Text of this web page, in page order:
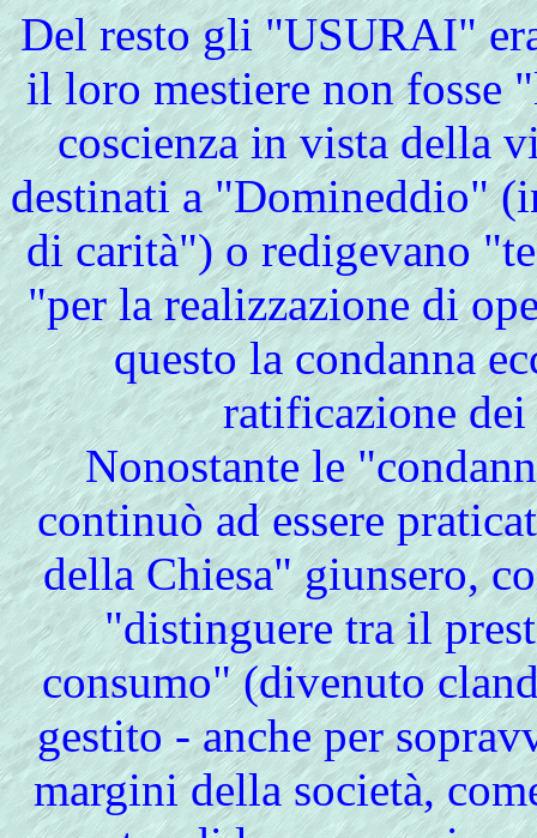
Delresto gli "USURAI"
il loro mestiere non fosse
coscienza in vista della
destinati a "Domineddio"
di carità") o redigevano
"per la realizzazione di
questo la condanna
ratificazione
Nonostantele
continuò ad essere
della Chiesa" giunsero,
"distinguere tra il
consumo" (divenuto
gestito - anche per
margini della società,